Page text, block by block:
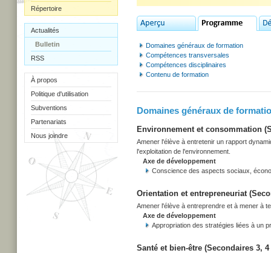
Répertoire
Actualités
Bulletin
RSS
À propos
Politique d'utilisation
Subventions
Partenariats
Nous joindre
Domaines généraux de formation
Compétences transversales
Compétences disciplinaires
Contenu de formation
Domaines généraux de
Environnement et consommation
Amener l'élève à entretenir un rapport
l'exploitation de l'environnement.
Axe de développement
Conscience des aspects sociaux,
Orientation et entrepreneuriat
Amener l'élève à entreprendre et à mener à
Axe de développement
Appropriation des stratégies liées à un
Santé et bien-être (Secondaires 3,